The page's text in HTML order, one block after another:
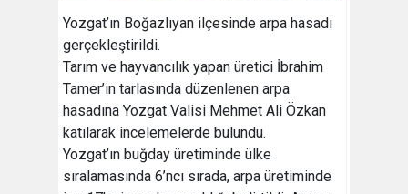
Yozgat’ın Boğazlıyan ilçesinde arpa hasadı
gerçekleştirildi.
Tarım ve hayvancılık yapan üretici İbrahim
Tamer’in tarlasında düzenlenen arpa
hasadına Yozgat Valisi Mehmet Ali Özkan
katılarak incelemelerde bulundu.
Yozgat’ın buğday üretiminde ülke
sıralamasında 6’ncı sırada, arpa üretiminde